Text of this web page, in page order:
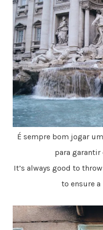
É sempre bom jogar
para garantir
It’s always good to
to ensure